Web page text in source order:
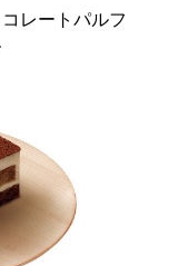
レートパルフ